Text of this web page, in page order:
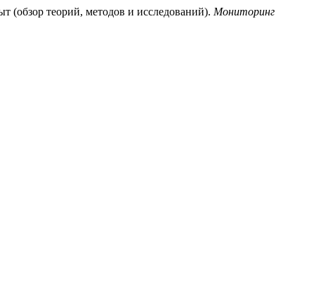
(обзор теорий, методов и исследований). Мониторинг